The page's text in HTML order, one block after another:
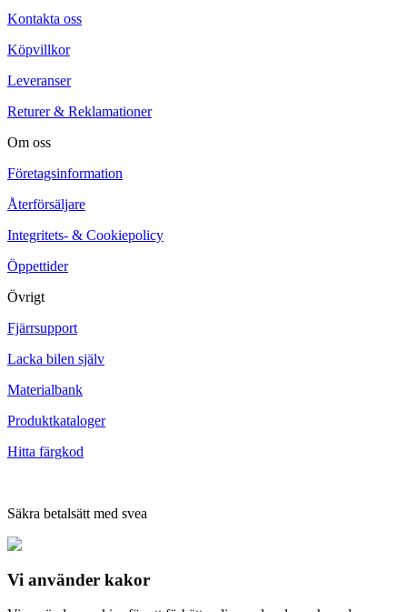
Kontakta oss
Köpvillkor
Leveranser
Returer & Reklamationer
Om oss
Företagsinformation
Återförsäljare
Integritets- & Cookiepolicy
Öppettider
Övrigt
Fjärrsupport
Lacka bilen själv
Materialbank
Produktkataloger
Hitta färgkod
Säkra betalsätt med svea
Vi använder kakor